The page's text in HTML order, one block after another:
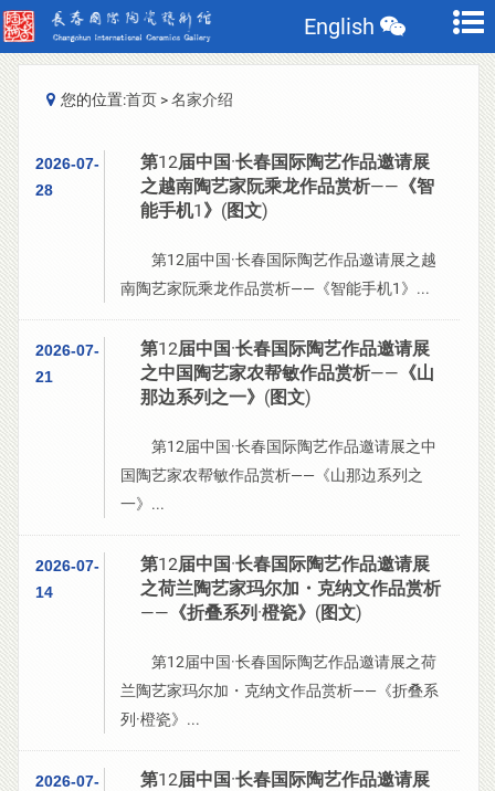
English
您的位置:首页 >名家介绍
2026-07-
28
第12届中国·长春国际陶艺作品邀请展
之越南陶艺家阮乘龙作品赏析——《智
能手机1》(图文)
第12届中国·长春国际陶艺作品邀请展之越
南陶艺家阮乘龙作品赏析——《智能手机1》...
2026-07-
21
第12届中国·长春国际陶艺作品邀请展
之中国陶艺家农帮敏作品赏析——《山
那边系列之一》(图文)
第12届中国·长春国际陶艺作品邀请展之中
国陶艺家农帮敏作品赏析——《山那边系列之
一》...
2026-07-
14
第12届中国·长春国际陶艺作品邀请展
之荷兰陶艺家玛尔加・克纳文作品赏析
——《折叠系列·橙瓷》(图文)
第12届中国·长春国际陶艺作品邀请展之荷
兰陶艺家玛尔加・克纳文作品赏析——《折叠系
列·橙瓷》...
2026-07-
第12届中国·长春国际陶艺作品邀请展